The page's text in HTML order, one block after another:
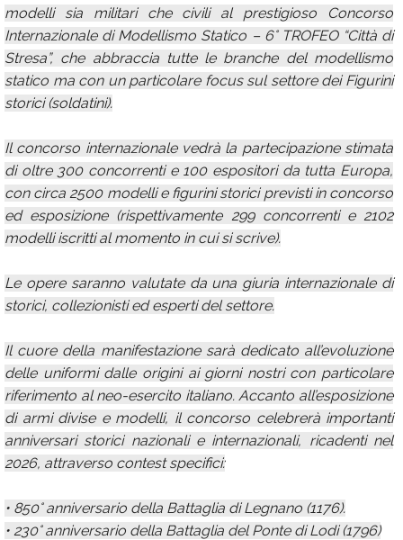
modelli sia militari che civili al prestigioso Concorso
Internazionale di Modellismo Statico – 6° TROFEO “Città di
Stresa”, che abbraccia tutte le branche del modellismo
statico ma con un particolare focus sul settore dei Figurini
storici (soldatini).
Il concorso internazionale vedrà la partecipazione stimata
di oltre 300 concorrenti e 100 espositori da tutta Europa,
con circa 2500 modelli e figurini storici previsti in concorso
ed esposizione (rispettivamente 299 concorrenti e 2102
modelli iscritti al momento in cui si scrive).
Le opere saranno valutate da una giuria internazionale di
storici, collezionisti ed esperti del settore.
Il cuore della manifestazione sarà dedicato all’evoluzione
delle uniformi dalle origini ai giorni nostri con particolare
riferimento al neo-esercito italiano. Accanto all’esposizione
di armi divise e modelli, il concorso celebrerà importanti
anniversari storici nazionali e internazionali, ricadenti nel
2026, attraverso contest specifici:
• 850° anniversario della Battaglia di Legnano (1176).
• 230° anniversario della Battaglia del Ponte di Lodi (1796)